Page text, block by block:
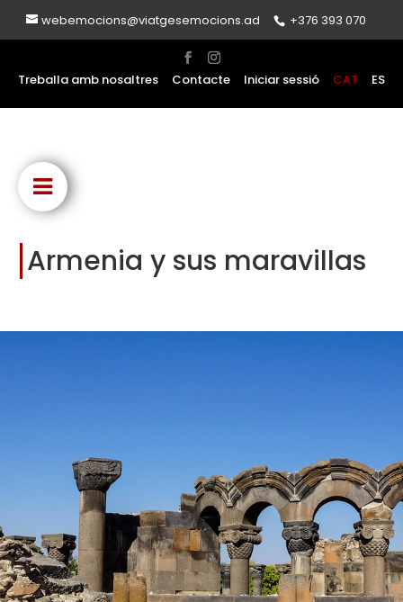
webemocions@viatgesemocions.ad +376 393 070
Treballa amb nosaltres Contacte Iniciar sessió CAT ES
Armenia y sus maravillas